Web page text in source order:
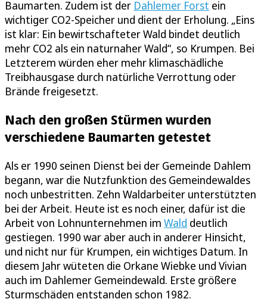
Baumarten. Zudem ist der Dahlemer Forst ein
wichtiger CO2-Speicher und dient der Erholung. „Eins
ist klar: Ein bewirtschafteter Wald bindet deutlich
mehr CO2 als ein naturnaher Wald“, so Krumpen. Bei
Letzterem würden eher mehr klimaschädliche
Treibhausgase durch natürliche Verrottung oder
Brände freigesetzt.
Nach den großen Stürmen wurden
verschiedene Baumarten getestet
Als er 1990 seinen Dienst bei der Gemeinde Dahlem
begann, war die Nutzfunktion des Gemeindewaldes
noch unbestritten. Zehn Waldarbeiter unterstützten
bei der Arbeit. Heute ist es noch einer, dafür ist die
Arbeit von Lohnunternehmen im Wald deutlich
gestiegen. 1990 war aber auch in anderer Hinsicht,
und nicht nur für Krumpen, ein wichtiges Datum. In
diesem Jahr wüteten die Orkane Wiebke und Vivian
auch im Dahlemer Gemeindewald. Erste größere
Sturmschäden entstanden schon 1982.